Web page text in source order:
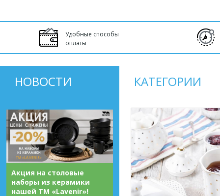
Удобные способы
оплаты
НОВОСТИ
Акция на столовые
наборы из керамики
нашей ТМ «Lavenir»!
КАТЕГОРИИ